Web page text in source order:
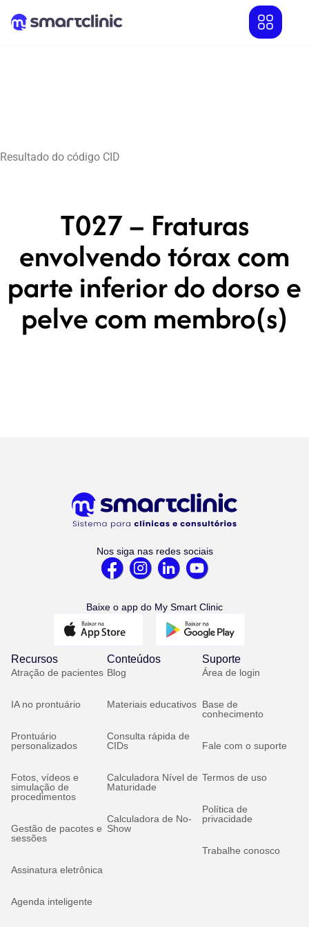
Resultado do código CID
T027 – Fraturas
envolvendo tórax com
parte inferior do dorso e
pelve com membro(s)
Nos siga nas redes sociais
Baixe o app do My Smart Clinic
Recursos
Atração de pacientes
IA no prontuário
Prontuário
personalizados
Fotos, vídeos e
simulação de
procedimentos
Gestão de pacotes e
sessões
Assinatura eletrônica
Agenda inteligente
Conteúdos
Blog
Materiais educativos
Consulta rápida de
CIDs
Calculadora Nível de
Maturidade
Calculadora de No-
Show
Suporte
Área de login
Base de
conhecimento
Fale com o suporte
Termos de uso
Política de
privacidade
Trabalhe conosco